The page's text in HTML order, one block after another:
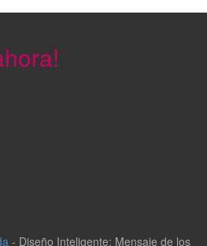
- Diseño Inteligente: Mensaje de los